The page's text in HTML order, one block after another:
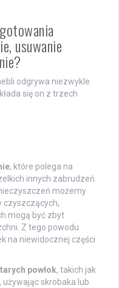
usuwanie
odgrywa niezwykle
się on z trzech
, które polega na
innych zabrudzeń.
możemy
czyszczących,
mogą być zbyt
Z tego powodu
na niewidocznej części
powłok, takich jak
skrobaka lub